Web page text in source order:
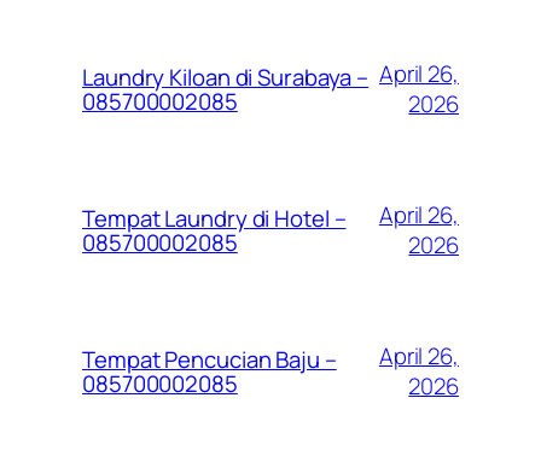
Laundry Kiloan di Surabaya –
085700002085
April 26,
2026
Tempat Laundry di Hotel –
085700002085
April 26,
2026
Tempat Pencucian Baju –
085700002085
April 26,
2026